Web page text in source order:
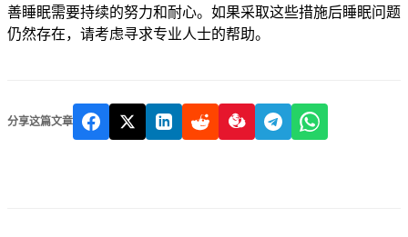
善睡眠需要持续的努力和耐心。如果采取这些措施后睡眠问题
仍然存在，请考虑寻求专业人士的帮助。
分享这篇文章